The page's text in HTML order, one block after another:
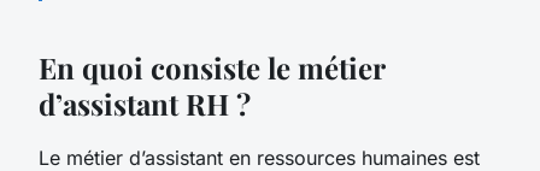
En quoi consiste le métier
d’assistant RH ?
Le métier d’assistant en ressources humaines est